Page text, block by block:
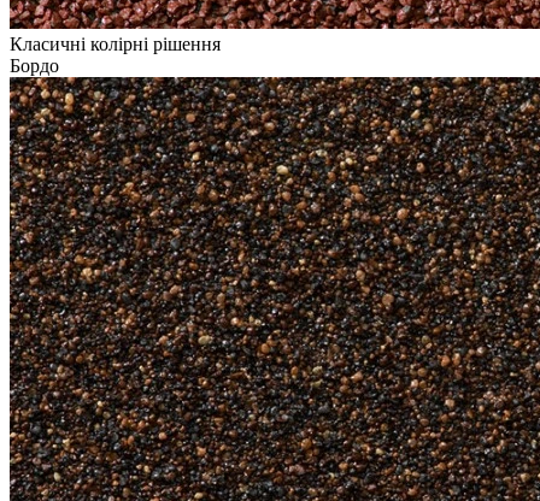
Класичні колірні рішення
Бордо